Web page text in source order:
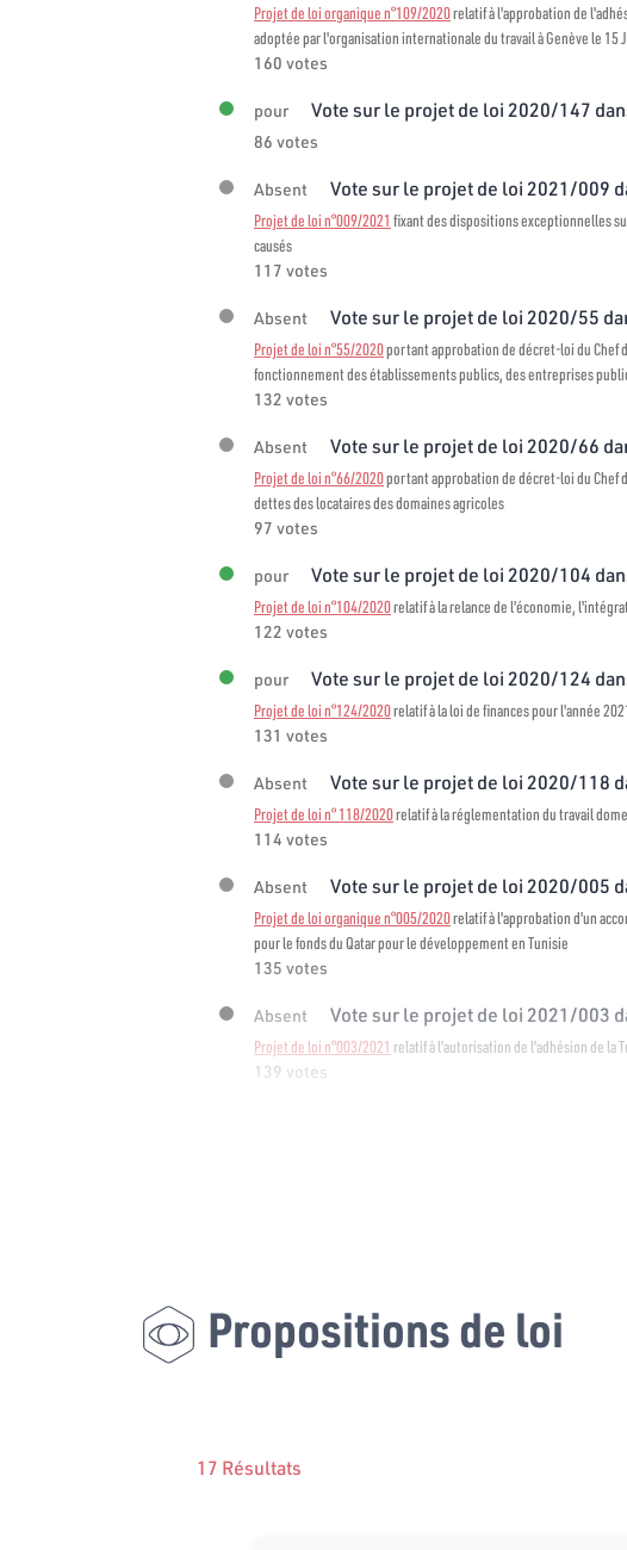
Projet de loi organique n°109/2020relatif à l'approbation de
adoptée par l'organisation internationale du travail à Genève le 15
160 votes
pour Vote sur le projet de loi 2020/147
86 votes
Absent Vote sur le projet de loi 2021/009
Projet de loi n°009/2021 fixant des dispositions exceptionnelles
causés
117 votes
Absent Vote sur le projet de loi 2020/55
Projet de loi n°55/2020portant approbation de décret-loi du Chef
fonctionnement des établissements publics, des entreprises
132 votes
Absent Vote sur le projet de loi 2020/66
Projet de loi n°66/2020portant approbation de décret-loi du Chef
dettes des locataires des domaines agricoles
97 votes
pour Vote sur le projet de loi 2020/104
Projet de loi n°104/2020relatif à la relance de l'économie,
122 votes
pour Vote sur le projet de loi 2020/124
Projet de loi n°124/2020relatif à la loi de finances pour l'année
131 votes
Absent Vote sur le projet de loi 2020/118
Projet de loi n° 118/2020relatif à la réglementation du travail
114 votes
Absent Vote sur le projet de loi 2020/005
Projet de loi organique n°005/2020relatif à l'approbation d'un
pour le fonds du Qatar pour le développement en Tunisie
135 votes
Absent Vote sur le projet de loi 2021/003
Projet de loi n°003/2021 relatif à l’autorisation de l'adhésion de la
139 votes
Propositions de loi
17 Résultats